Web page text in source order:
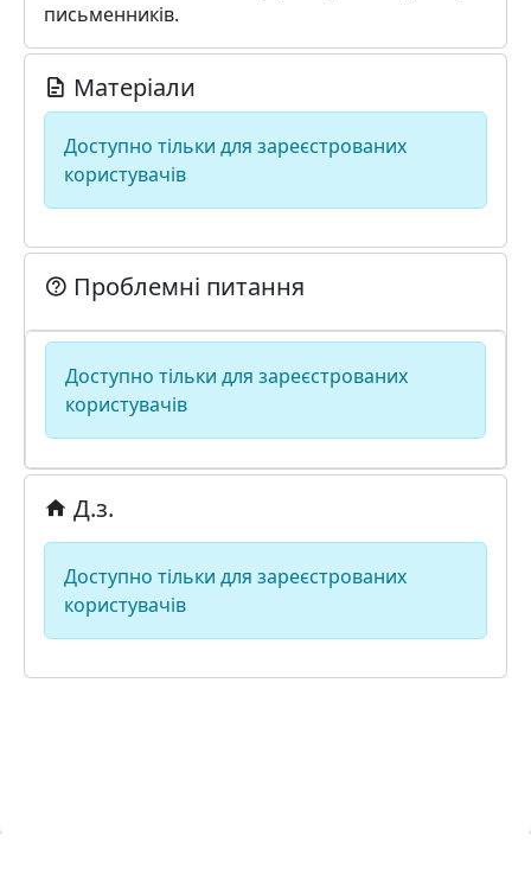
письменників.
Матеріали
Доступно тільки для зареєстрованих
користувачів
Проблемні питання
Доступно тільки для зареєстрованих
користувачів
Д.з.
Доступно тільки для зареєстрованих
користувачів